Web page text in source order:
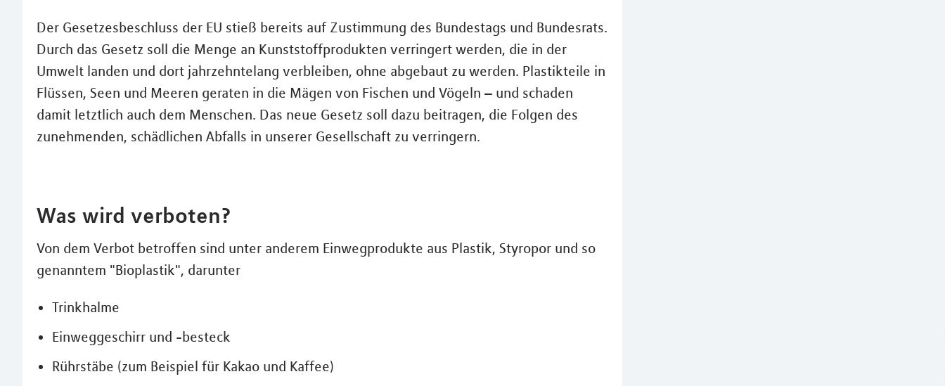
Der Gesetzesbeschluss der EU stieß bereits auf Zustimmung des Bundestags und Bundesrats.
Durch das Gesetz soll die Menge an Kunststoffprodukten verringert werden, die in der
Umwelt landen und dort jahrzehntelang verbleiben, ohne abgebaut zu werden. Plastikteile in
Flüssen, Seen und Meeren geraten in die Mägen von Fischen und Vögeln – und schaden
damit letztlich auch dem Menschen. Das neue Gesetz soll dazu beitragen, die Folgen des
zunehmenden, schädlichen Abfalls in unserer Gesellschaft zu verringern.
Was wird verboten?
Von dem Verbot betroffen sind unter anderem Einwegprodukte aus Plastik, Styropor und so
genanntem "Bioplastik", darunter
Trinkhalme
Einweggeschirr und -besteck
Rührstäbe (zum Beispiel für Kakao und Kaffee)